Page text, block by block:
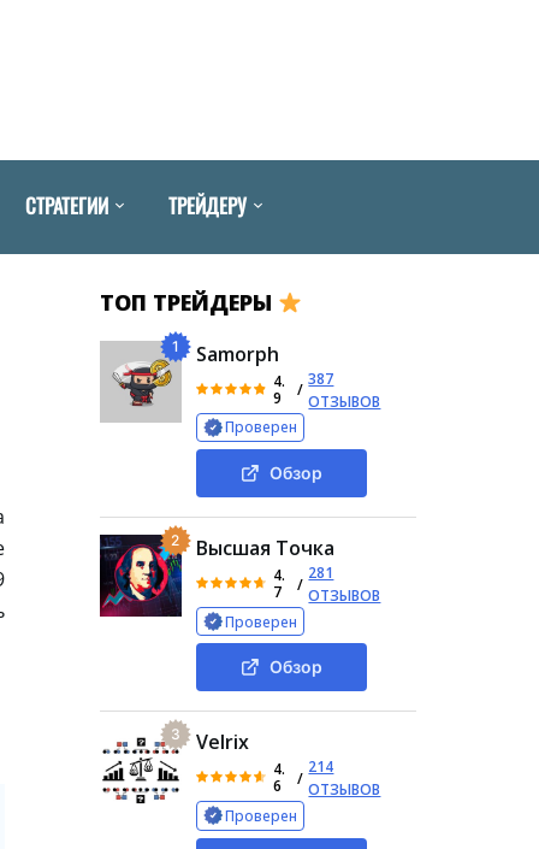
СТРАТЕГИИ ТРЕЙДЕРУ
ТОП ТРЕЙДЕРЫ
1 Samorph
4.
9
/
387
ОТЗЫВОВ
Проверен
Обзор
2 Высшая Точка
4.
7
/
281
ОТЗЫВОВ
Проверен
Обзор
3 Velrix
4.
6
/
214
ОТЗЫВОВ
Проверен